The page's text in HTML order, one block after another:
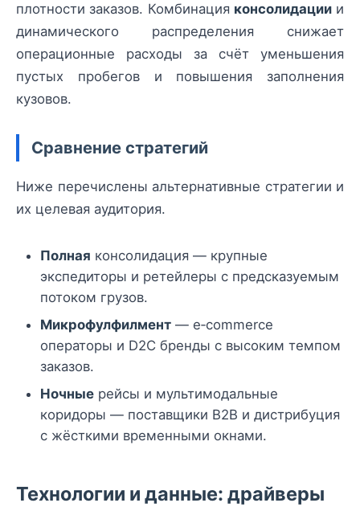
плотности заказов. Комбинация консолидациии
динамического распределения снижает
операционные расходы за счёт уменьшения
пустых пробегов и повышения заполнения
кузовов.
Сравнение стратегий
Ниже перечислены альтернативные стратегии и
их целевая аудитория.
Полная консолидация — крупные
экспедиторы и ретейлеры с предсказуемым
потоком грузов.
Микрофулфилмент — e‑commerce
операторы и D2C бренды с высоким темпом
заказов.
Ночные рейсы и мультимодальные
коридоры — поставщики B2B и дистрибуция
с жёсткими временными окнами.
Технологии и данные: драйверы